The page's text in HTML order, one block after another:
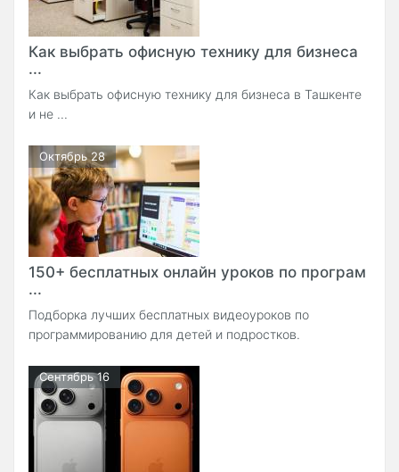
Как выбрать офисную технику для бизнеса
...
Как выбрать офисную технику для бизнеса в Ташкенте
и не ...
Октябрь 28
150+ бесплатных онлайн уроков по програм
...
Подборка лучших бесплатных видеоуроков по
программированию для детей и подростков.
Сентябрь 16